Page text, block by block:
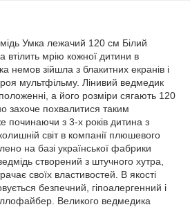
Умка лежачий 120 см Білий
втілить мрію кожної дитини в
немов зійшла з блакитних екранів і
мультфільму. Лінивий ведмедик
а його розміри сягають 120
захоче похвалитися таким
починаючи з 3-х років дитина з
світ в компанії плюшевого
на базі української фабрики
створений з штучного хутра,
своїх властивостей. В якості
безпечний, гіпоалергенний і
Великого ведмедика